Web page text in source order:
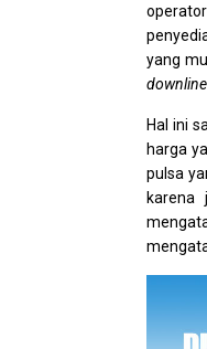
yang
downline.
Hal ini
harga
pulsa
karena